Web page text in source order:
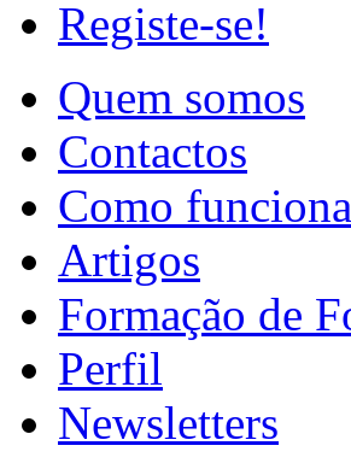
Registe-se!
Quem somos
Contactos
Como funciona
Artigos
Formação de
Perfil
Newsletters